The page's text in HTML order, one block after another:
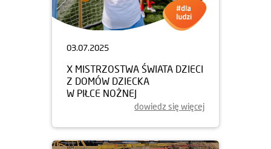
03.07.2025
X MISTRZOSTWA ŚWIATA DZIECI
Z DOMÓW DZIECKA
W PIŁCE NOŻNEJ
dowiedz się więcej